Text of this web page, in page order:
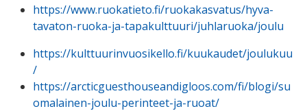
https://www.ruokatieto.fi/ruokakasvatus/hyva-
tavaton-ruoka-ja-tapakulttuuri/juhlaruoka/joulu
https://kulttuurinvuosikello.fi/kuukaudet/joulukuu
/
https://arcticguesthouseandigloos.com/fi/blogi/su
omalainen-joulu-perinteet-ja-ruoat/